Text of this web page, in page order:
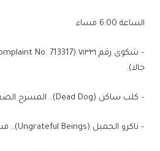
الساعة 6:00 مساء
جالا).
– كلب ساكن (Dead Dog).. المسرح الصغير (عرض جالا).
– ناكرو الجميل (Ungrateful Beings).. مسرح الهناجر.